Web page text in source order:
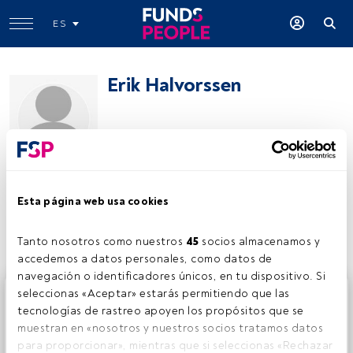
Esta página web usa cookies
Tanto nosotros como nuestros 45 socios almacenamos y
accedemos a datos personales, como datos de
navegación o identificadores únicos, en tu dispositivo. Si
seleccionas «Aceptar» estarás permitiendo que las
tecnologías de rastreo apoyen los propósitos que se
muestran en «nosotros y nuestros socios tratamos datos
para proporcionar», mientras que si seleccionas «Rechazar
ES
Erik Halvorssen
Compartir:
Este es un artículo exclusivo para los usuarios registrados
de FundsPeople. Si ya estás registrado, accede desde el
botón Login. Si aún no tienes cuenta, te invitamos a
registrarte y disfrutar de todo el universo que ofrece